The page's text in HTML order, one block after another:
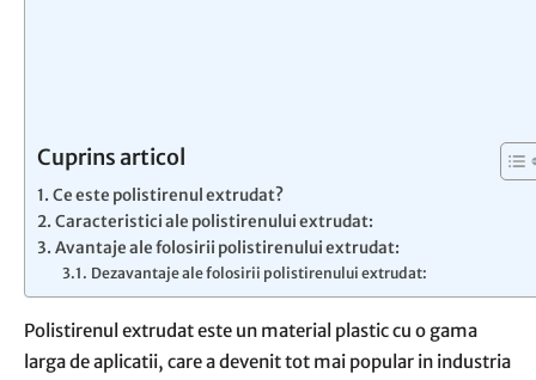
Cuprins articol
Ce este polistirenul extrudat?
Caracteristici ale polistirenului extrudat:
Avantaje ale folosirii polistirenului extrudat:
Dezavantaje ale folosirii polistirenului extrudat:
Polistirenul extrudat este un material plastic cu o gama
larga de aplicatii, care a devenit tot mai popular in industria